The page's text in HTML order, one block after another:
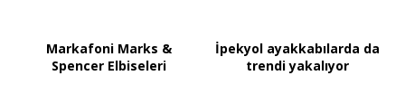
Markafoni Marks &
Spencer Elbiseleri
İpekyol ayakkabılarda da
trendi yakalıyor